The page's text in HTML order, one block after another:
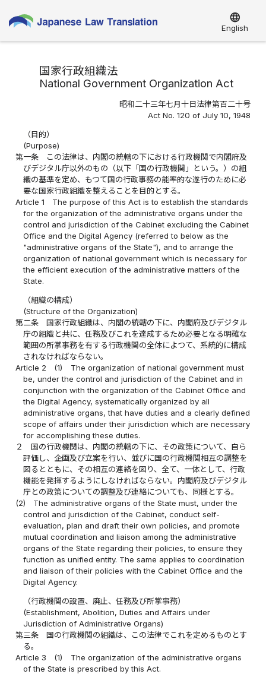
language
English
国家行政組織法
National Government Organization Act
昭和二十三年七月十日法律第百二十号
Act No. 120 of July 10, 1948
（目的）
(Purpose)
第一条
この法律は、内閣の統轄の下における行政機関で内閣府及
びデジタル庁以外のもの（以下「国の行政機関」という。）の組
織の基準を定め、もつて国の行政事務の能率的な遂行のために必
要な国家行政組織を整えることを目的とする。
Article 1
The purpose of this Act is to establish the standards
for the organization of the administrative organs under the
control and jurisdiction of the Cabinet excluding the Cabinet
Office and the Digital Agency (referred to below as the
"administrative organs of the State"), and to arrange the
organization of national government which is necessary for
the efficient execution of the administrative matters of the
State.
（組織の構成）
(Structure of the Organization)
第二条
国家行政組織は、内閣の統轄の下に、内閣府及びデジタル
庁の組織と共に、任務及びこれを達成するため必要となる明確な
範囲の所掌事務を有する行政機関の全体によつて、系統的に構成
されなければならない。
Article 2
(1)
The organization of national government must
be, under the control and jurisdiction of the Cabinet and in
conjunction with the organization of the Cabinet Office and
the Digital Agency, systematically organized by all
administrative organs, that have duties and a clearly defined
scope of affairs under their jurisdiction which are necessary
for accomplishing these duties.
２
国の行政機関は、内閣の統轄の下に、その政策について、自ら
評価し、企画及び立案を行い、並びに国の行政機関相互の調整を
図るとともに、その相互の連絡を図り、全て、一体として、行政
機能を発揮するようにしなければならない。内閣府及びデジタル
庁との政策についての調整及び連絡についても、同様とする。
(2)
The administrative organs of the State must, under the
control and jurisdiction of the Cabinet, conduct self-
evaluation, plan and draft their own policies, and promote
mutual coordination and liaison among the administrative
organs of the State regarding their policies, to ensure they
function as unified entity. The same applies to coordination
and liaison of their policies with the Cabinet Office and the
Digital Agency.
（行政機関の設置、廃止、任務及び所掌事務）
(Establishment, Abolition, Duties and Affairs under
Jurisdiction of Administrative Organs)
第三条
国の行政機関の組織は、この法律でこれを定めるものとす
る。
Article 3
(1)
The organization of the administrative organs
of the State is prescribed by this Act.